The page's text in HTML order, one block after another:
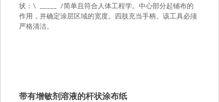
状：\ _____ /简单且符合人体工程学。中心部分起铺布的
作用，并确定涂层区域的宽度。四肢充当手柄。该工具必须
严格清洁。
带有增敏剂溶液的杆状涂布纸